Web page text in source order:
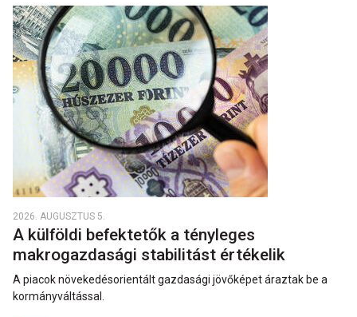
2026. AUGUSZTUS 5.
A külföldi befektetők a tényleges
makrogazdasági stabilitást értékelik
A piacok növekedésorientált gazdasági jövőképet áraztak be a
kormányváltással.